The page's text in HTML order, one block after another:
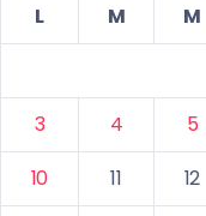
L
M M
3
4 5
10
11 12